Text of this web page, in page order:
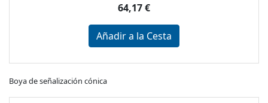
64,17 €
Añadir a la Cesta
Boya de señalización cónica